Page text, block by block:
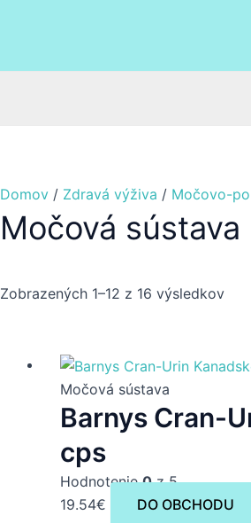
Domov / Zdravá výživa / Močovo-
Močová sústava
Zobrazených 1–12 z 16 výsledkov
Močová sústava
Barnys Cran-
cps
Hodnotenie0z 5
19.54€ DO OBCHODU